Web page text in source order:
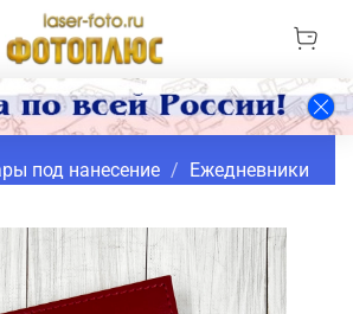
под нанесение Ежедневники